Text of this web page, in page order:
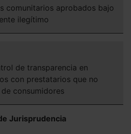
ninguna utilizaremos las
para la navegación.
comunitarios aprobados bajo
ilegítimo
de transparencia en
con prestatarios que no
consumidores
Jurisprudencia